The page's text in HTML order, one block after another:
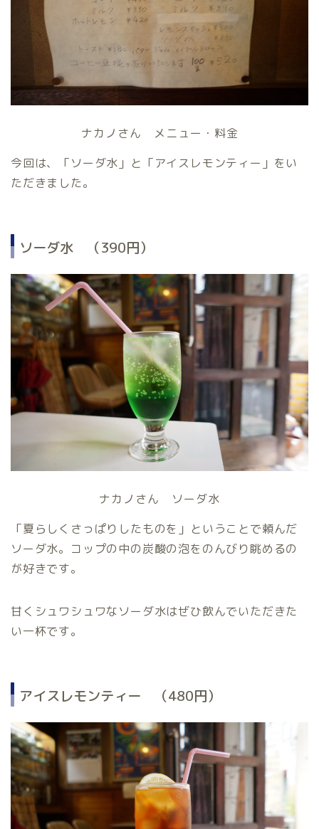
ナカノさん メニュー・料金
今回は、「ソーダ水」と「アイスレモンティー」をい
ただきました。
ソーダ水 （390円）
ナカノさん ソーダ水
「夏らしくさっぱりしたものを」ということで頼んだ
ソーダ水。コップの中の炭酸の泡をのんびり眺めるの
が好きです。
甘くシュワシュワなソーダ水はぜひ飲んでいただきた
い一杯です。
アイスレモンティー （480円）